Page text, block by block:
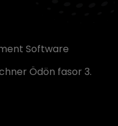
Software
Ödön fasor 3.